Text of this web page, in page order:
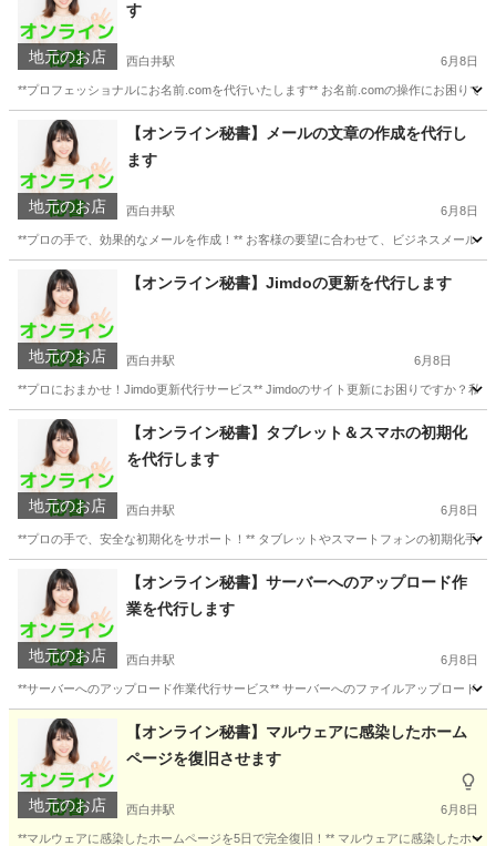
地元のお店
す
西白井駅 6月8日
**プロフェッショナルにお名前.comを代行いたします** お名前.comの操作にお困りで
千葉 西白井駅 パソコン修理 お客様
地元のお店
【オンライン秘書】メールの文章の作成を代行し
ます
西白井駅 6月8日
**プロの手で、効果的なメールを作成！** お客様の要望に合わせて、ビジネスメール
千葉 西白井駅 パソコン修理 お客様
地元のお店
【オンライン秘書】Jimdoの更新を代行します
西白井駅 6月8日
**プロにおまかせ！Jimdo更新代行サービス** Jimdoのサイト更新にお困りですか？私
千葉 西白井駅 パソコン修理 Jimdo
地元のお店
【オンライン秘書】タブレット＆スマホの初期化
を代行します
西白井駅 6月8日
**プロの手で、安全な初期化をサポート！** タブレットやスマートフォンの初期化手
千葉 西白井駅 パソコン修理
地元のお店
【オンライン秘書】サーバーへのアップロード作
業を代行します
西白井駅 6月8日
**サーバーへのアップロード作業代行サービス** サーバーへのファイルアップロード
千葉 西白井駅 パソコン修理
地元のお店
【オンライン秘書】マルウェアに感染したホーム
ページを復旧させます
西白井駅 6月8日
**マルウェアに感染したホームページを5日で完全復旧！** マルウェアに感染したホ